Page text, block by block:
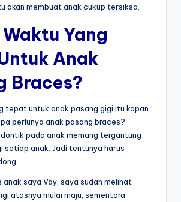
akan membuat anak cukup tersiksa.
Yang
Anak
Braces?
tepat untuk anak pasang gigi itu kapan
perlunya anak pasang braces?
pada anak memang tergantung
setiap anak. Jadi tentunya harus
anak saya Vay, saya sudah melihat
atasnya mulai maju, sementara